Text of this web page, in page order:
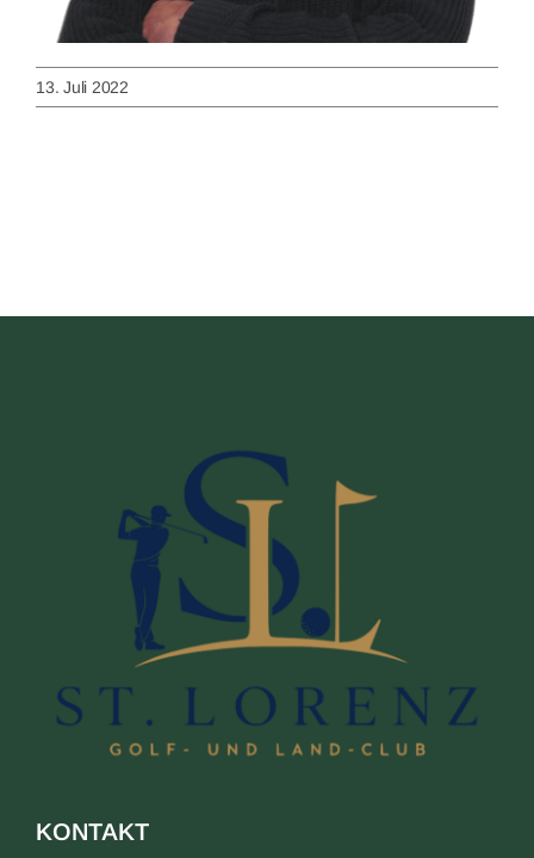
13. Juli 2022
KONTAKT